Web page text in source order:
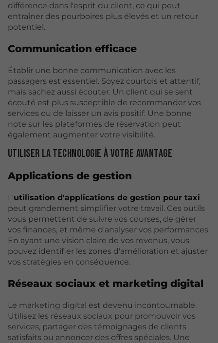
différence dans l'esprit du client, ce qui peut
entraîner des pourboires plus élevés et un retour
potentiel.
Communication efficace
Établir une bonne communication avec les
passagers est essentiel. Soyez courtois et attentif,
mais sachez aussi écouter. Un client qui se sent
écouté est plus susceptible de recommander vos
services ou de laisser un avis positif. Une bonne
note sur les plateformes de réservation peut
également augmenter votre visibilité.
Utiliser la technologie à votre avantage
Applications de gestion
L'utilisation d'applications de gestion pour taxi
peut grandement simplifier votre travail. Ces outils
vous permettent de suivre vos courses, de gérer
vos finances, et même d'analyser vos performances.
En ayant une vision claire de vos revenus, vous
pouvez identifier les zones d'amélioration et ajuster
vos stratégies en conséquence.
Réseaux sociaux et marketing digital
Le marketing digital est devenu incontournable.
Utilisez les réseaux sociaux pour promouvoir vos
services, partager des témoignages de clients
satisfaits ou annoncer des offres spéciales. Une